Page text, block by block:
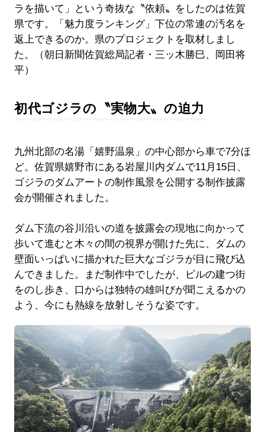
ラを描いて」という奇抜な〝依頼〟をしたのは佐賀
県です。「魅力度ランキング」下位の常連の汚名を
返上できるのか。県のプロジェクトを取材しまし
た。（朝日新聞佐賀総局記者・三ッ木勝巳、岡田将
平）
初代ゴジラの〝実物大〟の迫力
九州北部の名湯「嬉野温泉」の中心部から車で7分ほ
ど。佐賀県嬉野市にある岩屋川内ダムで11月15日、
ゴジラのダムアートの制作風景を公開する制作披露
会が開催されました。
ダム下流の谷川沿いの道を披露会の現地に向かって
歩いて進むと木々の間の視界が開けた先に、ダムの
壁面いっぱいに描かれた巨大なゴジラが目に飛び込
んできました。まだ制作中でしたが、ビルの建つ街
をのし歩き、口からは独特の雄叫びが聞こえるかの
よう、今にも熱線を放射しそうな姿です。